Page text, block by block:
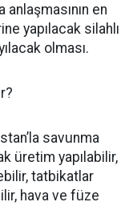
en
yapılacak silahlı
olması.
savunma
üretim yapılabilir,
tatbikatlar
hava ve füze